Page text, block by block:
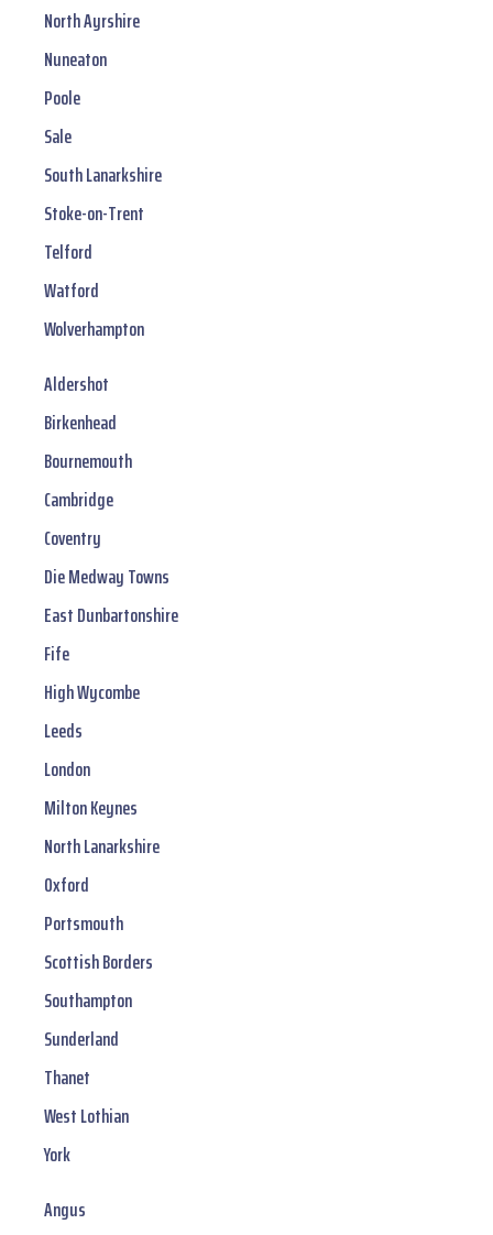
North Ayrshire
Nuneaton
Poole
Sale
South Lanarkshire
Stoke-on-Trent
Telford
Watford
Wolverhampton
Aldershot
Birkenhead
Bournemouth
Cambridge
Coventry
Die Medway Towns
East Dunbartonshire
Fife
High Wycombe
Leeds
London
Milton Keynes
North Lanarkshire
Oxford
Portsmouth
Scottish Borders
Southampton
Sunderland
Thanet
West Lothian
York
Angus